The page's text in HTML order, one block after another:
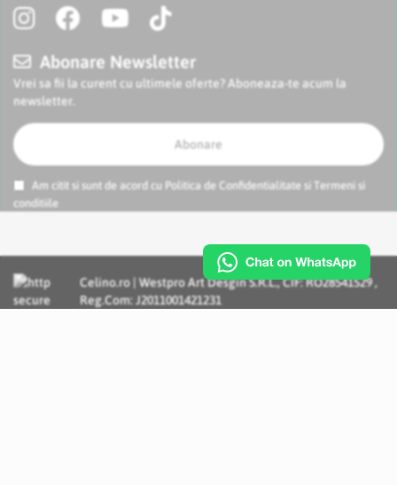
Abonare Newsletter
Vrei sa fii la curent cu ultimele oferte? Aboneaza-te acum la
newsletter.
Abonare
Am citit si sunt de acord cu Politica de Confidentialitate si
Termeni si
conditiile
Celino.ro | Westpro Art Desgin S.R.L., CIF: RO28541529 ,
Reg.Com: J2011001421231